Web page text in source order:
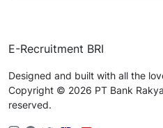
E-Recruitment BRI
Designed and built with all the
Copyright © 2026 PT Bank
reserved.